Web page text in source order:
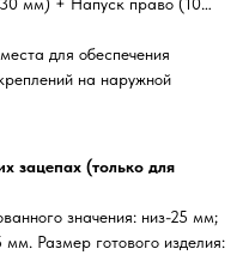
для обеспечения
на наружной
зацепах (только для
значения: низ-25 мм;
Размер готового изделия: